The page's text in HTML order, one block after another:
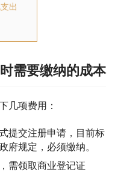
出
需要缴纳的成本
几项费用：
提交注册申请，目前标
府规定，必须缴纳。
需领取商业登记证